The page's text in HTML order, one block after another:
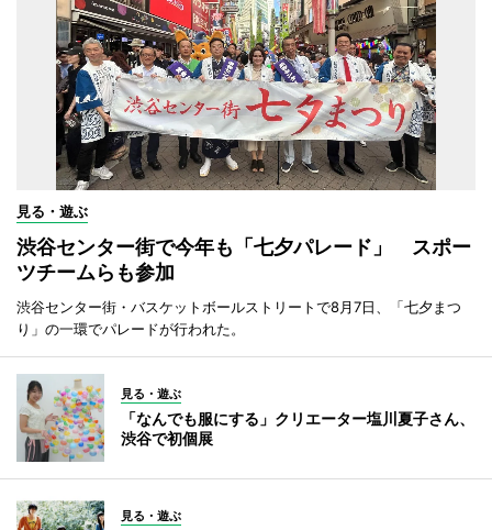
見る・遊ぶ
渋谷センター街で今年も「七夕パレード」 スポー
ツチームらも参加
渋谷センター街・バスケットボールストリートで8月7日、「七夕まつ
り」の一環でパレードが行われた。
見る・遊ぶ
「なんでも服にする」クリエーター塩川夏子さん、
渋谷で初個展
見る・遊ぶ